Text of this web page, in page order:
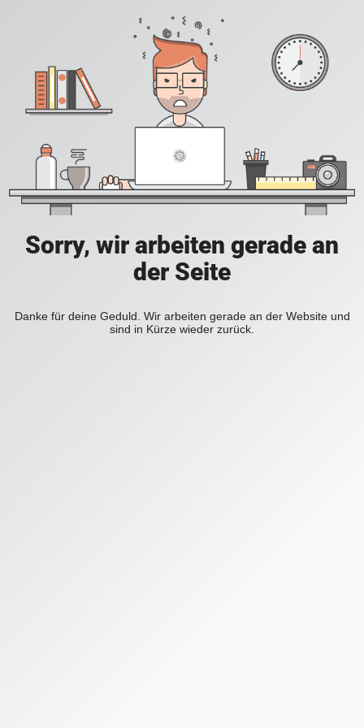
Sorry, wir arbeiten gerade an
der Seite
Danke für deine Geduld. Wir arbeiten gerade an der Website und
sind in Kürze wieder zurück.